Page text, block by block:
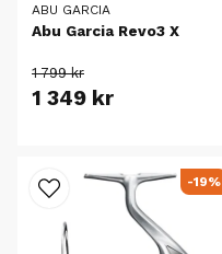
ABU GARCIA
Abu Garcia Revo3 X
1 799 kr
1 349 kr
-19%